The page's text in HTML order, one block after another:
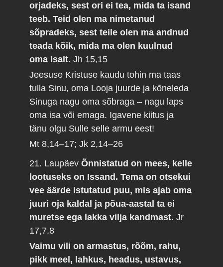
orjadeks, sest ori ei tea, mida ta isand
teeb. Teid olen ma nimetanud
sõpradeks, sest teile olen ma andnud
teada kõik, mida ma olen kuulnud
oma Isalt.Jh 15,15
Jeesuse Kristuse kaudu tohin ma taas
tulla Sinu, oma Looja juurde ja kõneleda
Sinuga nagu oma sõbraga – nagu laps
oma isa või emaga. Igavene kiitus ja
tänu olgu Sulle selle armu eest!
Mt 8,14–17; Jk 2,14–26
21. LaupäevÕnnistatud on mees, kelle
lootuseks on Issand. Tema on otsekui
vee äärde istutatud puu, mis ajab oma
juuri oja kaldal ja põua-aastal ta ei
muretse ega lakka vilja kandmast.Jr
17,7.8
Vaimu vili on armastus, rõõm, rahu,
pikk meel, lahkus, headus, ustavus,